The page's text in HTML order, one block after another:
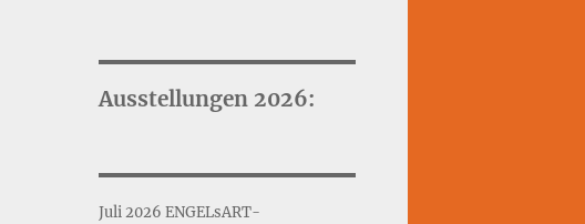
Ausstellungen 2026:
Juli 2026 ENGELsART-